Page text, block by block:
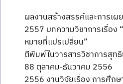
ผลงานสร้างสรรค์และการเ
2557 บทความวิชาการเรื่อ
หมายที่แปรเปลี่ยน”
ตีพิมพ์ในวารสารวิชาการสุ
88 ตุลาคม-ธันวาคม 2556
2556 งานวิจัยเรื่อง การศึก